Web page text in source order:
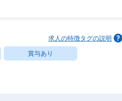
求人の特徴タグの説明
賞与あり